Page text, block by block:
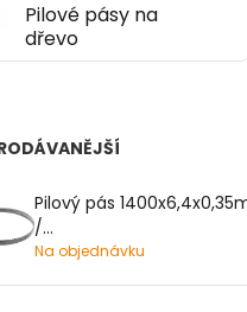
Pilové pásy na
dřevo
Pilový pás
/...
Na objednávku